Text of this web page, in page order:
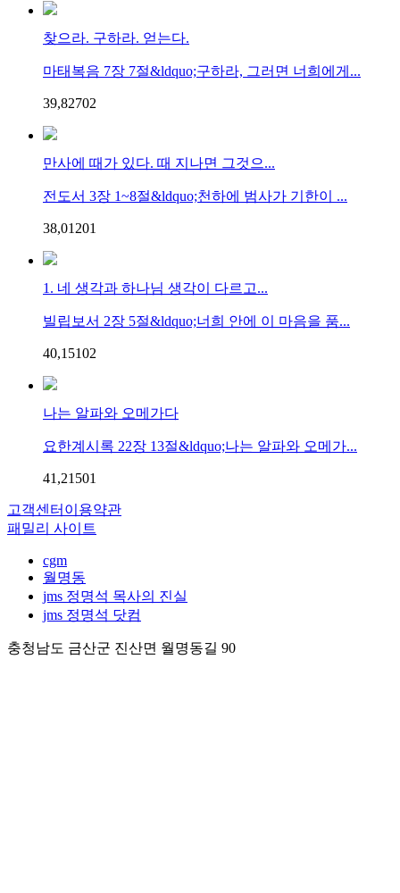
찾으라. 구하라. 얻는다.
마태복음 7장 7절&ldquo;구하라, 그러면 너희에게...
39,82702
만사에 때가 있다. 때 지나면 그것으...
전도서 3장 1~8절&ldquo;천하에 범사가 기한이 ...
38,01201
1. 네 생각과 하나님 생각이 다르고...
빌립보서 2장 5절&ldquo;너희 안에 이 마음을 품...
40,15102
나는 알파와 오메가다
요한계시록 22장 13절&ldquo;나는 알파와 오메가...
41,21501
고객센터 이용약관
패밀리 사이트
cgm
월명동
jms 정명석 목사의 진실
jms 정명석 닷컴
충청남도 금산군 진산면 월명동길 90